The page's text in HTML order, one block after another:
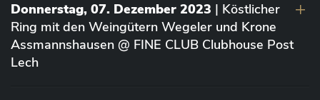
Donnerstag, 07. Dezember 2023 | Köstlicher
Ring mit den Weingütern Wegeler und Krone
Assmannshausen @ FINE CLUB Clubhouse Post
Lech